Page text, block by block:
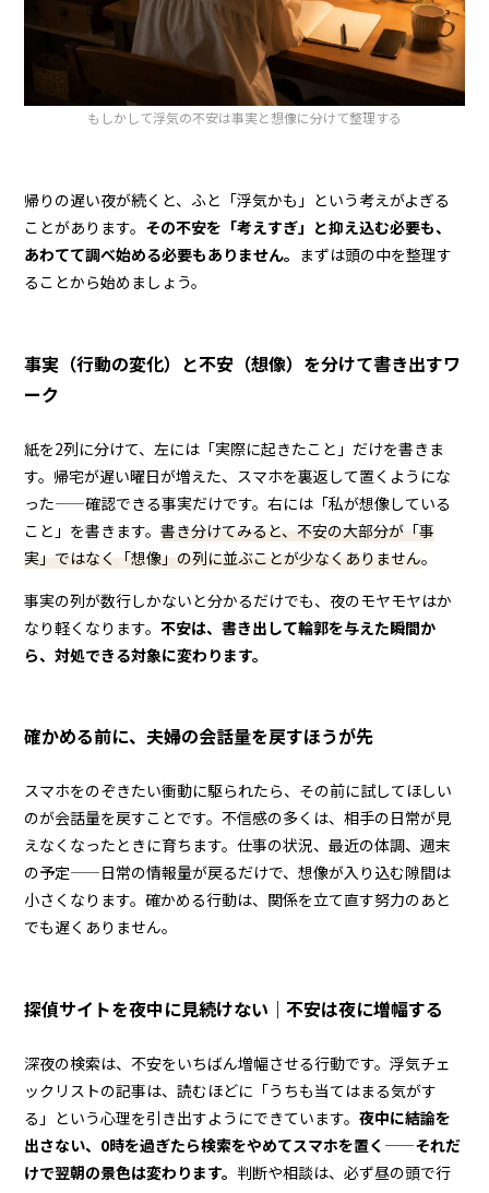
もしかして浮気の不安は事実と想像に分けて整理する
帰りの遅い夜が続くと、ふと「浮気かも」という考えがよぎる
ことがあります。 その不安を「考えすぎ」と抑え込む必要も、
あわてて調べ始める必要もありません。 まずは頭の中を整理す
ることから始めましょう。
事実（行動の変化）と不安（想像）を分けて書き出すワ
ーク
紙を2列に分けて、左には「実際に起きたこと」だけを書きま
す。帰宅が遅い曜日が増えた、スマホを裏返して置くようにな
った——確認できる事実だけです。右には「私が想像している
こと」を書きます。書き分けてみると、不安の大部分が「事
実」ではなく「想像」の列に並ぶことが少なくありません。
事実の列が数行しかないと分かるだけでも、夜のモヤモヤはか
なり軽くなります。不安は、書き出して輪郭を与えた瞬間か
ら、対処できる対象に変わります。
確かめる前に、夫婦の会話量を戻すほうが先
スマホをのぞきたい衝動に駆られたら、その前に試してほしい
のが会話量を戻すことです。不信感の多くは、相手の日常が見
えなくなったときに育ちます。仕事の状況、最近の体調、週末
の予定——日常の情報量が戻るだけで、想像が入り込む隙間は
小さくなります。確かめる行動は、関係を立て直す努力のあと
でも遅くありません。
探偵サイトを夜中に見続けない｜不安は夜に増幅する
深夜の検索は、不安をいちばん増幅させる行動です。浮気チェ
ックリストの記事は、読むほどに「うちも当てはまる気がす
る」という心理を引き出すようにできています。夜中に結論を
出さない、0時を過ぎたら検索をやめてスマホを置く——それだ
けで翌朝の景色は変わります。判断や相談は、必ず昼の頭で行